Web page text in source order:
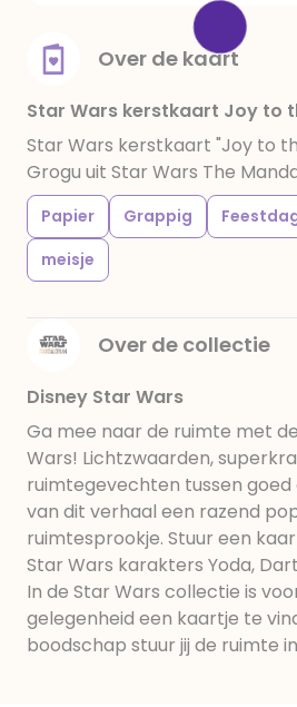
Over de kaart
Star Wars kerstkaart Joy to
Star Wars kerstkaart "Joy to
Grogu uit Star Wars The
Papier Grappig
meisje
Over de collectie
Disney Star Wars
Ga mee naar de ruimte met
Wars! Lichtzwaarden,
ruimtegevechten tussen goed
van dit verhaal een razend
ruimtesprookje. Stuur een
Star Wars karakters Yoda,
In de Star Wars collectie is
gelegenheid een kaartje te
boodschap stuur jij de ruimte